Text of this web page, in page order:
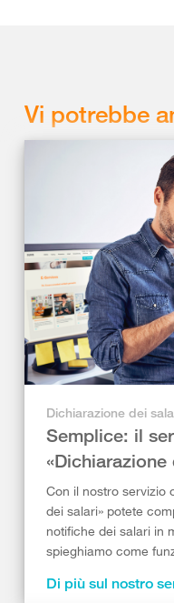
Vi potrebbe
Dichiarazione dei
Semplice: il
«Dichiarazione
Con il nostro servizio
dei salari» potete
notifiche dei salari in
spieghiamo come
Di più sul nostro